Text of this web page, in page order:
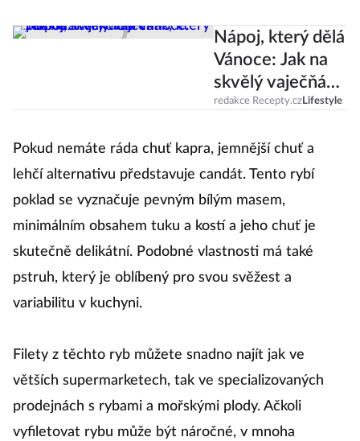
Nápoj, který dělá
Vánoce: Jak na
skvělý vaječňák,
který poslouží i
redakce Recepty.czLifestyle
Pokud nemáte ráda chuť kapra, jemnější chuť a
lehčí alternativu představuje candát. Tento rybí
poklad se vyznačuje pevným bílým masem,
minimálním obsahem tuku a kostí a jeho chuť je
skutečně delikátní. Podobné vlastnosti má také
pstruh, který je oblíbený pro svou svěžest a
variabilitu v kuchyni.
Filety z těchto ryb můžete snadno najít jak ve
větších supermarketech, tak ve specializovaných
prodejnách s rybami a mořskými plody. Ačkoli
vyfiletovat rybu může být náročné, v mnoha